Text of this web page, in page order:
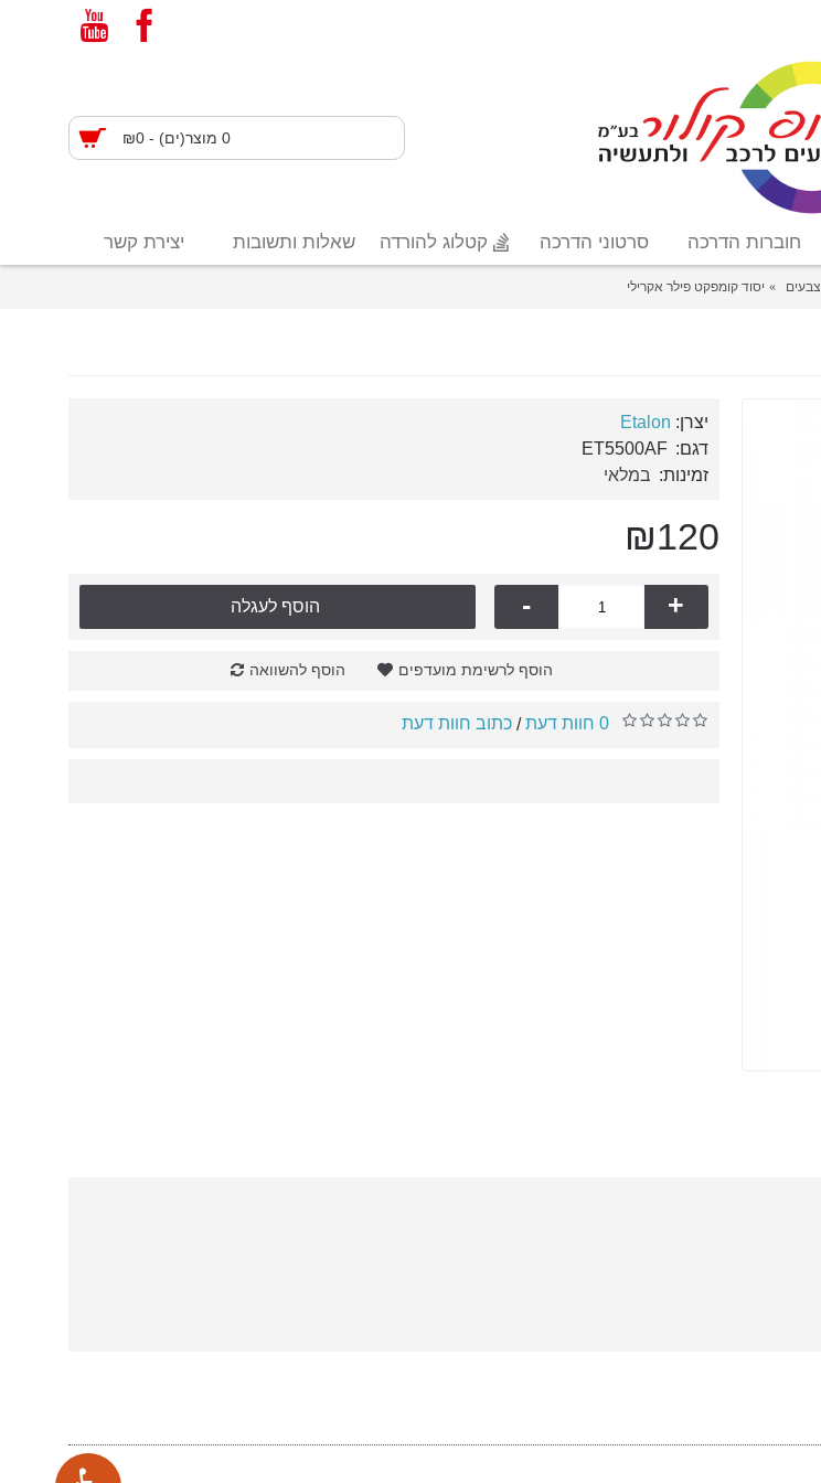
0 מוצר(ים) - ₪0
חוברות הדרכה סרטוני הדרכה קטלוג להורדה שאלות ותשובות יצירת קשר
צבעים יסוד קומפקט פילר אקרילי
יצרן: Etalon
דגם: ET5500AF
זמינות: במלאי
₪120
- + הוסף לעגלה
הוסף לרשימת מועדפים הוסף להשוואה
0 חוות דעת / כתוב חוות דעת